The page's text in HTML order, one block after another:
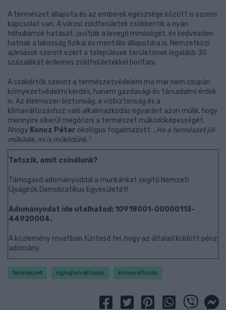
A természet állapota és az emberek egészsége között is szoros
kapcsolat van. A városi zöldterületek csökkentik a nyári
hőhullámok hatását, javítják a levegő minőségét, és kedvezően
hatnak a lakosság fizikai és mentális állapotára is. Nemzetközi
ajánlások szerint ezért a települések területének legalább 30
százalékát érdemes zöldfelületekkel borítani.
A szakértők szerint a természetvédelem ma már nem csupán
környezetvédelmi kérdés, hanem gazdasági és társadalmi érdek
is. Az élelmiszer-biztonság, a vízbiztonság és a
klímaváltozáshoz való alkalmazkodás egyaránt azon múlik, hogy
mennyire sikerül megőrizni a természet működőképességét.
Ahogy Koncz Péter ökológus fogalmazott: „Ha a természet jól
működik, mi is működünk.”
Tetszik, amit csinálunk?
Támogasd adományoddal a munkánkat segítő Nemzeti
Újságírók Demokratikus Egyesületét!
Adományodat ide utalhatod: 10918001-00000113-
44920004.
A közlemény rovatban tüntesd fel, hogy az általad küldött pénz
adomány.
természet éghajlatváltozás klímaváltozás